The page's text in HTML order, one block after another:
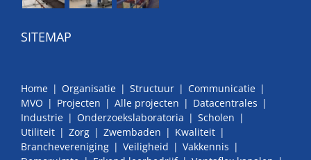
SITEMAP
Home Organisatie Structuur
Communicatie
MVO
Projecten Alle projecten
Datacentrales
Industrie
Onderzoekslaboratoria
Scholen
Utiliteit
Zorg Zwembaden
Kwaliteit
Branchevereniging
Veiligheid
Vakkennis